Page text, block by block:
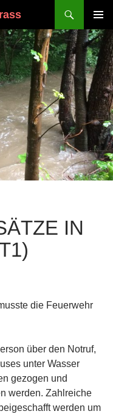
MENÜ
IN
die Feuerwehr
über den Notruf,
unter Wasser
gezogen und
werden. Zahlreiche
werden um